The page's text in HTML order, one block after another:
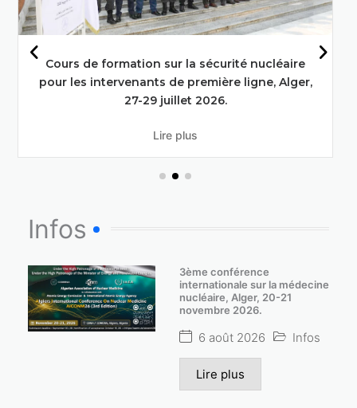
Deuxième réunion du conseil d’administration
du commissariat à l’énergie atomique en session
ordinaire .
Lire plus
Infos
3ème conférence
internationale sur la médecine
nucléaire, Alger, 20-21
novembre 2026.
6 août 2026 Infos
Lire plus